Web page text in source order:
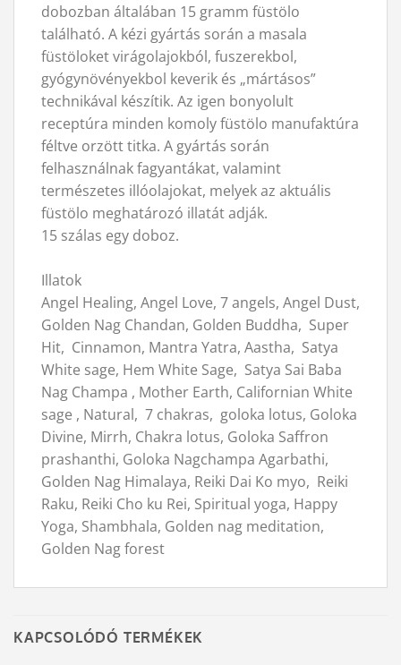
dobozban általában 15 gramm füstölo
található. A kézi gyártás során a masala
füstöloket virágolajokból, fuszerekbol,
gyógynövényekbol keverik és „mártásos”
technikával készítik. Az igen bonyolult
receptúra minden komoly füstölo manufaktúra
féltve orzött titka. A gyártás során
felhasználnak fagyantákat, valamint
természetes illóolajokat, melyek az aktuális
füstölo meghatározó illatát adják.
15 szálas egy doboz.
Illatok
Angel Healing, Angel Love, 7 angels, Angel Dust,
Golden Nag Chandan, Golden Buddha, Super
Hit, Cinnamon, Mantra Yatra, Aastha, Satya
White sage, Hem White Sage, Satya Sai Baba
Nag Champa , Mother Earth, Californian White
sage , Natural, 7 chakras, goloka lotus, Goloka
Divine, Mirrh, Chakra lotus, Goloka Saffron
prashanthi, Goloka Nagchampa Agarbathi,
Golden Nag Himalaya, Reiki Dai Ko myo, Reiki
Raku, Reiki Cho ku Rei, Spiritual yoga, Happy
Yoga, Shambhala, Golden nag meditation,
Golden Nag forest
KAPCSOLÓDÓ TERMÉKEK